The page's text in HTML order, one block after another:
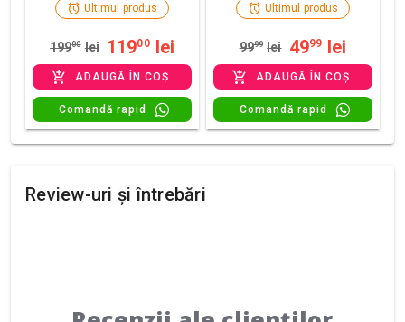
Ultimul produs
19900 lei 11900 lei
ADAUGĂ ÎN COȘ
Comandă rapid
Ultimul produs
9999 lei 4999 lei
ADAUGĂ ÎN COȘ
Comandă rapid
Review-uri și întrebări